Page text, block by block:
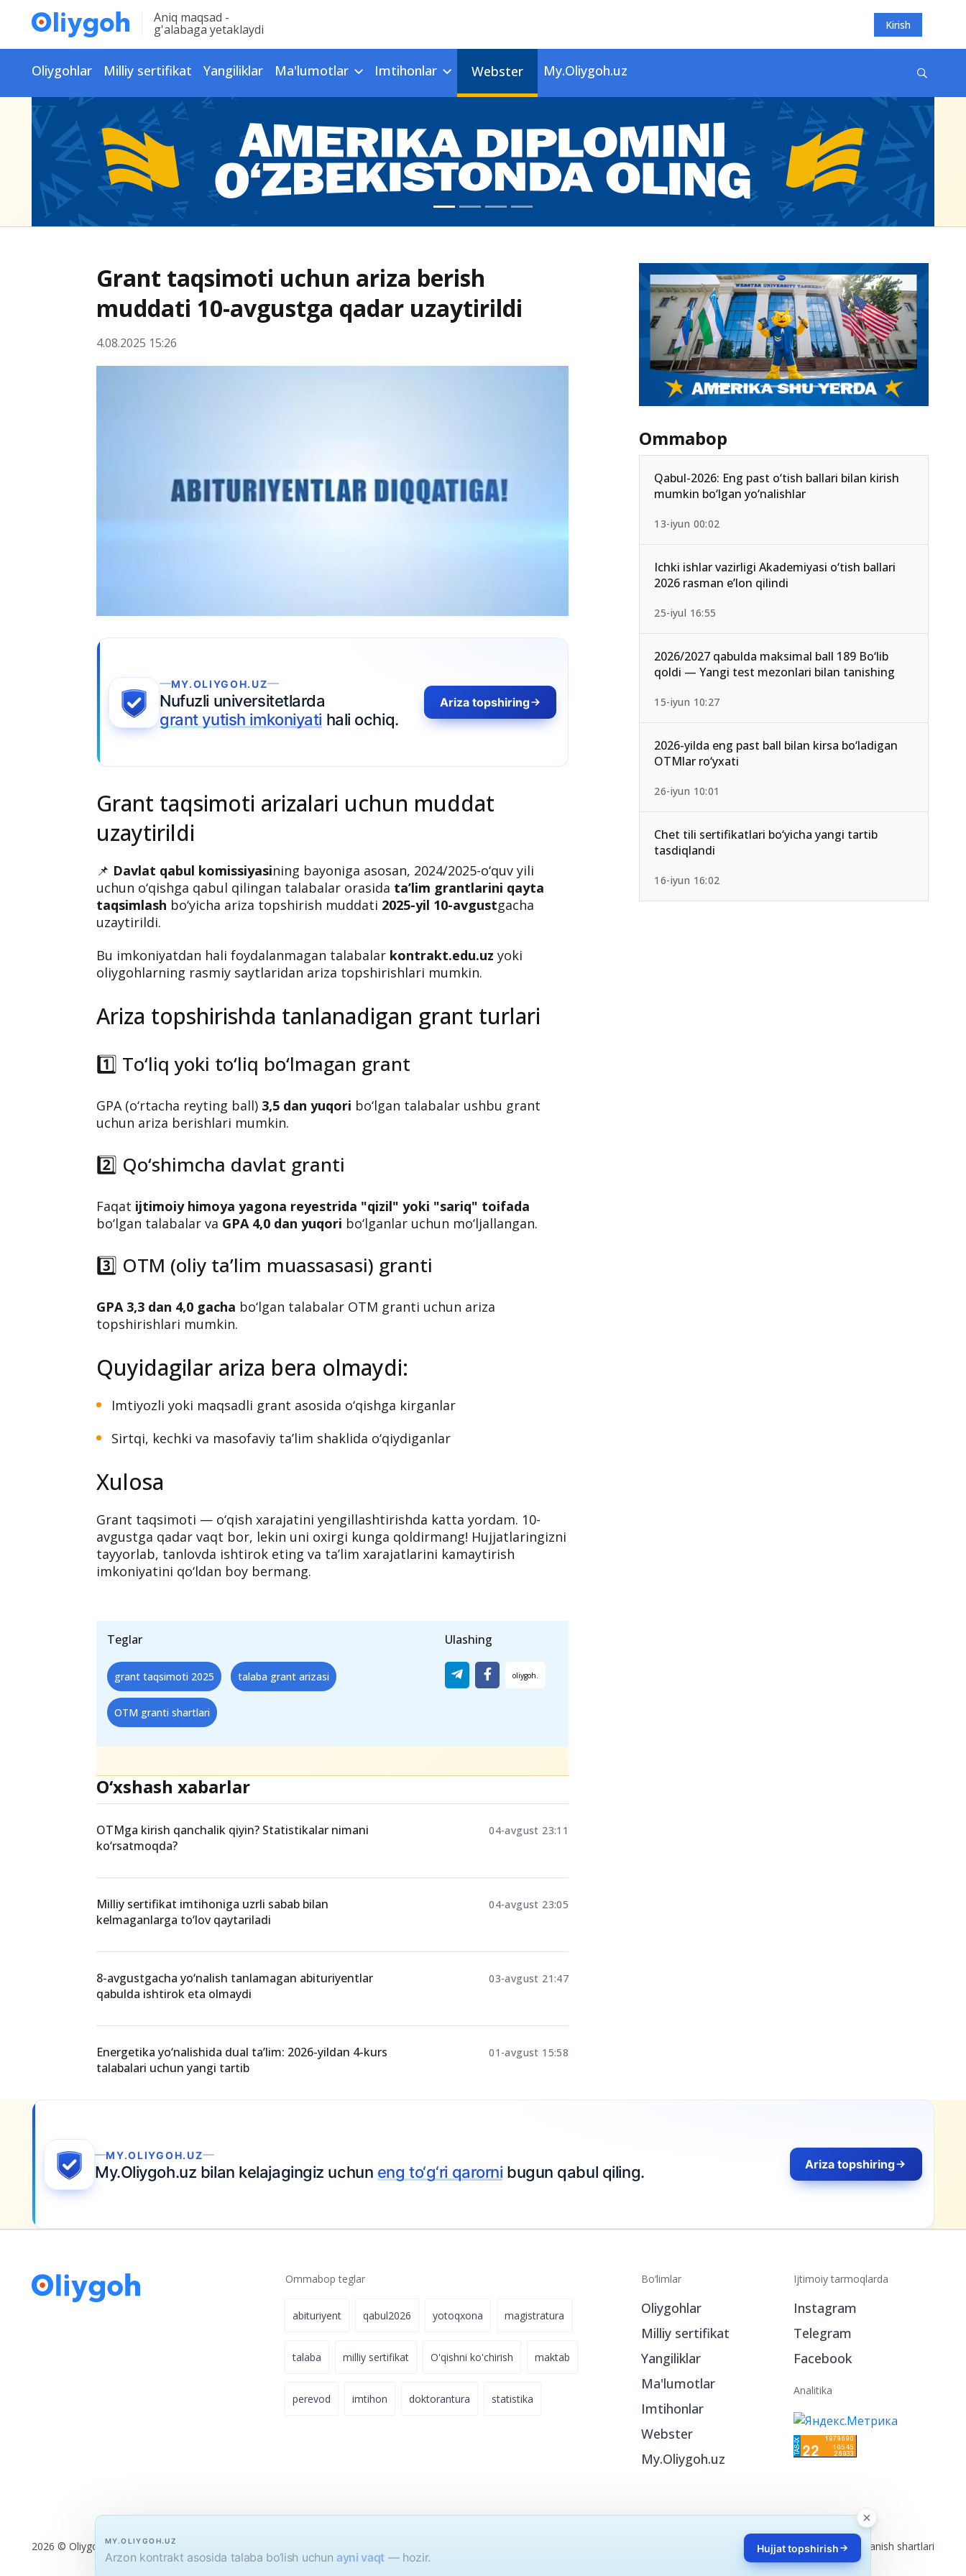
Aniq maqsad -
g'alabaga yetaklaydi Kirish
Oliygohlar Milliy sertifikat Yangiliklar Ma'lumotlar Imtihonlar Webster My.Oliygoh.uz
Grant taqsimoti uchun ariza berish
muddati 10-avgustga qadar uzaytirildi
4.08.2025 15:26
Grant taqsimoti arizalari uchun muddat
uzaytirildi
📌Davlat qabul komissiyasining bayoniga asosan, 2024/2025-o‘quv yili
taqsimlashbo‘yicha ariza topshirish muddati2025-yil 10-avgustgacha
uzaytirildi.
Bu imkoniyatdan hali foydalanmagan talabalarkontrakt.edu.uz
oliygohlarning rasmiy saytlaridan ariza topshirishlari mumkin.
Ariza topshirishda tanlanadigan grant turlari
1️⃣ To‘liq yoki to‘liq bo‘lmagan grant
GPA (o‘rtacha reyting ball)3,5 dan yuqoribo‘lgan talabalar ushbu grant
uchun ariza berishlari mumkin.
2️⃣ Qo‘shimcha davlat granti
Faqatijtimoiy himoya yagona reyestrida "qizil" yoki "sariq" toifada
bo‘lgan talabalar vaGPA 4,0 dan yuqori
3️⃣ OTM (oliy ta’lim muassasasi) granti
GPA 3,3 dan 4,0 gachabo‘lgan talabalar OTM granti uchun ariza
Quyidagilar ariza bera olmaydi:
Sirtqi, kechki va masofaviy ta’lim shaklida o‘qiydiganlar
Xulosa
avgustga qadar vaqt bor, lekin uni oxirgi kunga qoldirmang! Hujjatlaringizni
tayyorlab, tanlovda ishtirok eting va ta’lim xarajatlarini kamaytirish
imkoniyatini qo‘ldan boy bermang.
grant taqsimoti 2025 talaba grant arizasi
Ulashing
ko‘rsatmoqda?
kelmaganlarga to‘lov qaytariladi
qabulda ishtirok eta olmaydi
Energetika yo‘nalishida dual ta’lim: 2026-yildan 4-kurs
talabalari uchun yangi tartib
Ommabop
Qabul-2026: Eng past o‘tish ballari bilan kirish
mumkin bo‘lgan yo‘nalishlar
13-iyun 00:02
Ichki ishlar vazirligi Akademiyasi o‘tish ballari
2026 rasman e’lon qilindi
25-iyul 16:55
2026/2027 qabulda maksimal ball 189 Bo‘lib
qoldi — Yangi test mezonlari bilan tanishing
15-iyun 10:27
2026-yilda eng past ball bilan kirsa bo‘ladigan
OTMlar ro‘yxati
26-iyun 10:01
Chet tili sertifikatlari bo‘yicha yangi tartib
tasdiqlandi
16-iyun 16:02
Bo‘limlar
Oliygohlar
Milliy sertifikat
Yangiliklar
Imtihonlar
Ijtimoiy tarmoqlarda
Instagram
Telegram
Facebook
MY.OLIYGOH.UZ
Arzon kontrakt asosida talaba bo‘lish uchun ayni vaqt — hozir. Hujjat topshirish